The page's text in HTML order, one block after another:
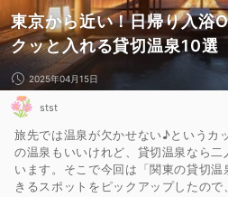
東京から近い！日帰り入浴
クッと入れる貸切温泉10選
2025年04月15日
stst
旅先では温泉が欠かせない♪というカ
の温泉もいいけれど、貸切温泉なら
います。そこで今回は「関東の貸切
きるスポットをピックアップしたの